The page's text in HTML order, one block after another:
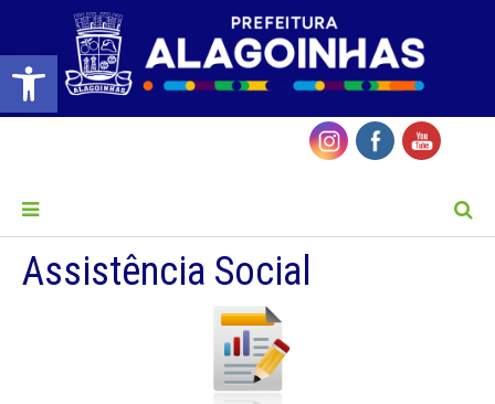
Assistência Social
Barra de Ferramentas Aberta